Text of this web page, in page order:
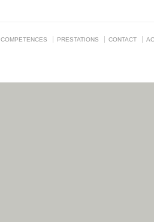
COMPETENCES PRESTATIONS CONTACT